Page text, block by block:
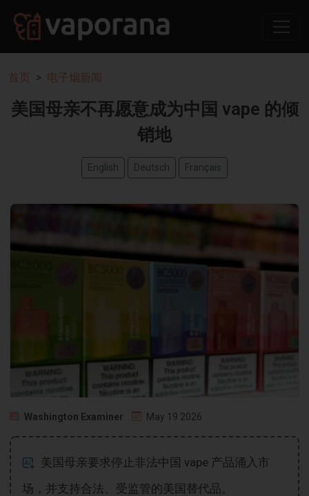
首页 电子烟新闻
美国母亲不再愿意成为中国 vape 的倾
销地
English Deutsch Français
Washington Examiner May 19 2026
美国母亲要求停止非法中国 vape 产品涌入市
场，并支持合法、受监管的美国替代品。